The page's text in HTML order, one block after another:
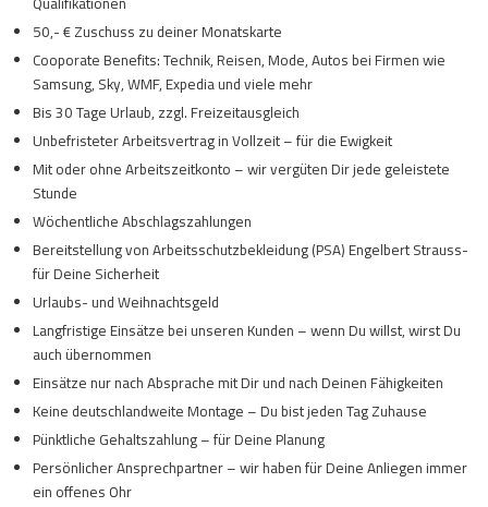
50,- € Zuschuss zu deiner Monatskarte
Cooporate Benefits: Technik, Reisen, Mode, Autos bei Firmen wie
Samsung, Sky, WMF, Expedia und viele mehr
Bis 30 Tage Urlaub, zzgl. Freizeitausgleich
Unbefristeter Arbeitsvertrag in Vollzeit – für die Ewigkeit
Mit oder ohne Arbeitszeitkonto – wir vergüten Dir jede geleistete
Stunde
Wöchentliche Abschlagszahlungen
Bereitstellung von Arbeitsschutzbekleidung (PSA) Engelbert Strauss-
für Deine Sicherheit
Urlaubs- und Weihnachtsgeld
Langfristige Einsätze bei unseren Kunden – wenn Du willst, wirst Du
auch übernommen
Einsätze nur nach Absprache mit Dir und nach Deinen Fähigkeiten
Keine deutschlandweite Montage – Du bist jeden Tag Zuhause
Pünktliche Gehaltszahlung – für Deine Planung
Persönlicher Ansprechpartner – wir haben für Deine Anliegen immer
ein offenes Ohr